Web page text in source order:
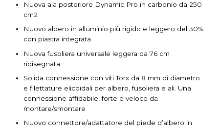
Nuova ala posteriore Dynamic Pro in carbonio da 250
cm2
Nuovo albero in alluminio più rigido e leggero del 30%
con piastra integrata
Nuova fusoliera universale leggera da 76 cm
ridisegnata
Solida connessione con viti Torx da 8 mm di diametro
e filettature elicoidali per albero, fusoliera e ali. Una
connessione affidabile, forte e veloce da
montare/smontare
Nuovo connettore/adattatore del piede d’albero in